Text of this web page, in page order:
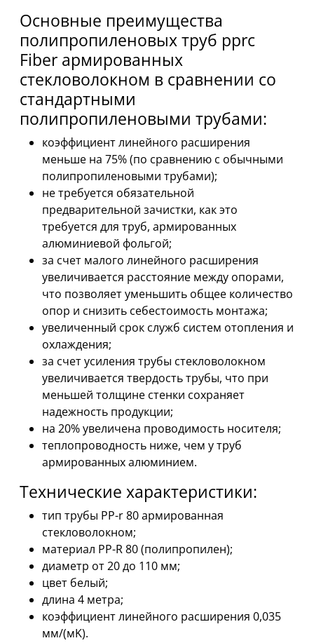
Основные преимущества
полипропиленовых труб pprc
Fiber армированных
стекловолокном в сравнении со
стандартными
полипропиленовыми трубами:
коэффициент линейного расширения
меньше на 75% (по сравнению с обычными
полипропиленовыми трубами);
не требуется обязательной
предварительной зачистки, как это
требуется для труб, армированных
алюминиевой фольгой;
за счет малого линейного расширения
увеличивается расстояние между опорами,
что позволяет уменьшить общее количество
опор и снизить себестоимость монтажа;
увеличенный срок служб систем отопления и
охлаждения;
за счет усиления трубы стекловолокном
увеличивается твердость трубы, что при
меньшей толщине стенки сохраняет
надежность продукции;
на 20% увеличена проводимость носителя;
теплопроводность ниже, чем у труб
армированных алюминием.
Технические характеристики:
тип трубы PP-r 80 армированная
стекловолокном;
материал PP-R 80 (полипропилен);
диаметр от 20 до 110 мм;
цвет белый;
длина 4 метра;
коэффициент линейного расширения 0,035
мм/(мK).